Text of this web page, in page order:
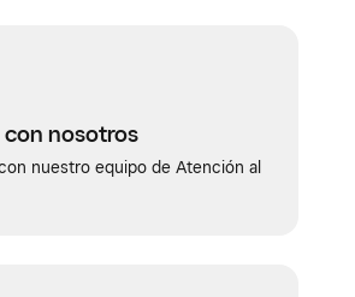
nosotros
nuestro equipo de Atención al